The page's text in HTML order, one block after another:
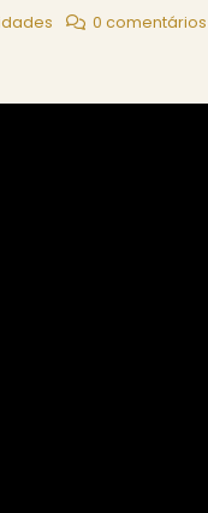
0 comentários